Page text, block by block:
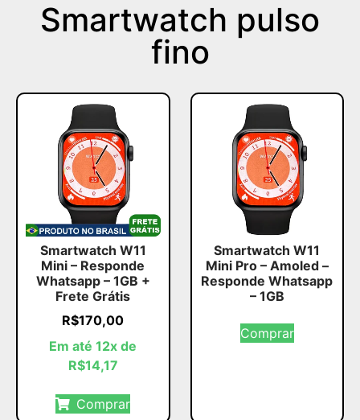
Smartwatch pulso
fino
Smartwatch W11
Mini – Responde
Whatsapp – 1GB +
Frete Grátis
R$170,00
Em até 12x de
R$14,17
Comprar
Smartwatch W11
Mini Pro – Amoled –
Responde Whatsapp
– 1GB
Comprar